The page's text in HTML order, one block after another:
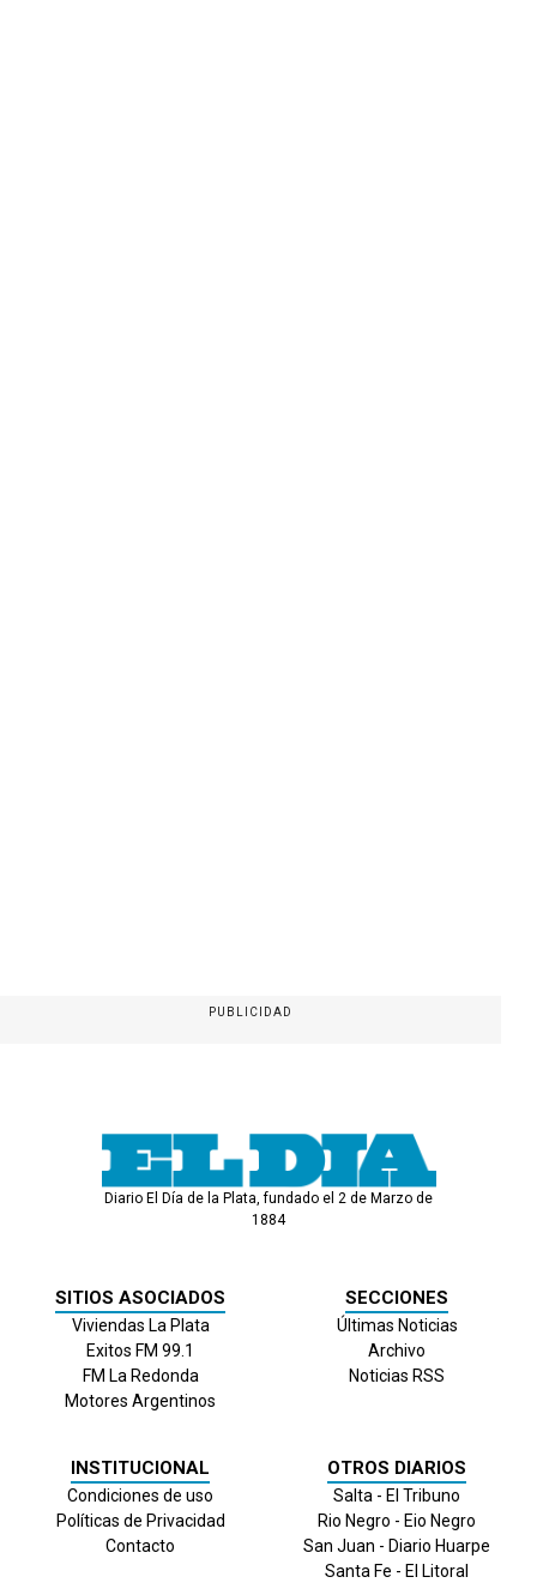
PUBLICIDAD
Diario El Día de la Plata, fundado el 2 de Marzo de
1884
SITIOS ASOCIADOS
Viviendas La Plata
Exitos FM 99.1
FM La Redonda
Motores Argentinos
SECCIONES
Últimas Noticias
Archivo
Noticias RSS
INSTITUCIONAL
Condiciones de uso
Políticas de Privacidad
Contacto
OTROS DIARIOS
Salta - El Tribuno
Rio Negro - Eio Negro
San Juan - Diario Huarpe
Santa Fe - El Litoral